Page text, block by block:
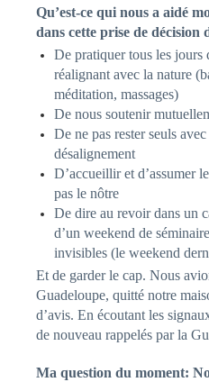
Qu’est-ce qui nous a aidé
dans cette prise de décision
De pratiquer tous les jours
réalignant avec la nature
méditation, massages)
De nous soutenir
De ne pas rester seuls
désalignement
D’accueillir et d’assumer
pas le nôtre
De dire au revoir dans un
d’un weekend de
invisibles (le weekend
Et de garder le cap. Nous
Guadeloupe, quitté notre
d’avis. En écoutant les
de nouveau rappelés par la
Ma question du moment: